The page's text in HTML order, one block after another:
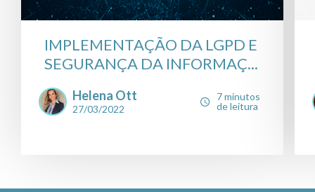
IMPLEMENTAÇÃO DA LGPD E
SEGURANÇA DA INFORMAÇ...
Helena Ott
27/03/2022
7 minutos
de leitura